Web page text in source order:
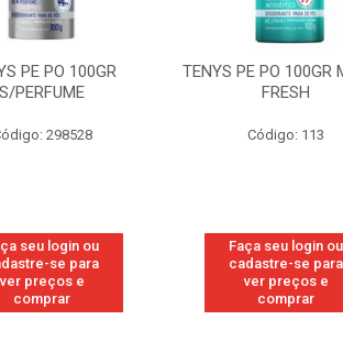
PO 100GR MENTA
FRESH
Código: 113
seu login ou
se para
ver preços e
comprar
TENYS PE PO
CANFORADO
Código: 118842
Faça seu login ou
cadastre-se para
ver preços e
comprar